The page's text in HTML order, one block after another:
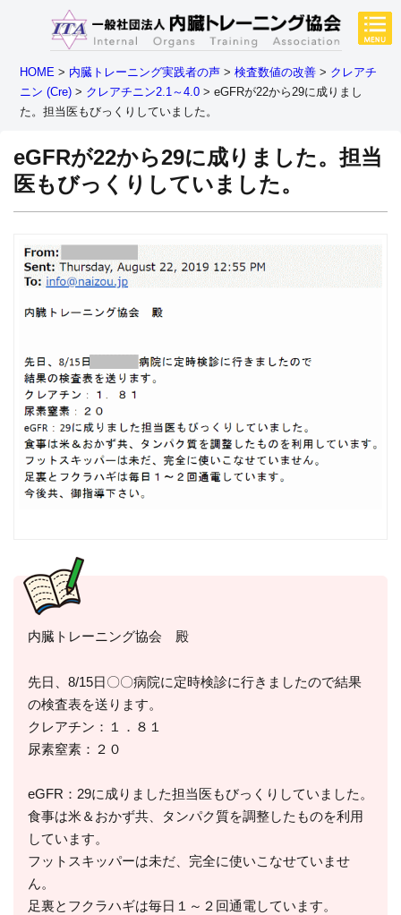
HOME > 内臓トレーニング実践者の声 >検査数値の改善 > クレアチ
ニン (Cre) > クレアチニン2.1～4.0 >eGFRが22から29に成りまし
た。担当医もびっくりしていました。
eGFRが22から29に成りました。担当
医もびっくりしていました。
内臓トレーニング協会 殿
先日、8/15日〇〇病院に定時検診に行きましたので結果
の検査表を送ります。
クレアチン：１．８１
尿素窒素：２０
eGFR：29に成りました担当医もびっくりしていました。
食事は米＆おかず共、タンパク質を調整したものを利用
しています。
フットスキッパーは未だ、完全に使いこなせていませ
ん。
足裏とフクラハギは毎日１～２回通電しています。